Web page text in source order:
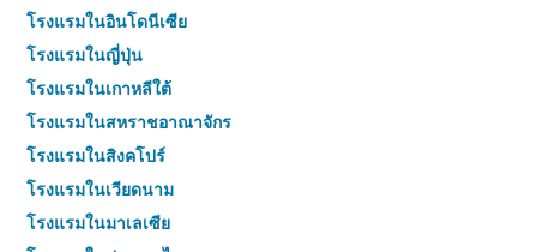
โรงแรมในอินโดนีเซีย
โรงแรมในญี่ปุ่น
โรงแรมในเกาหลีใต้
โรงแรมในสหราชอาณาจักร
โรงแรมในสิงคโปร์
โรงแรมในเวียดนาม
โรงแรมในมาเลเซีย